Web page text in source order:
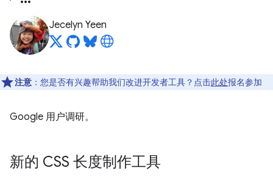
Jecelyn Yeen
注意 ：您是否有兴趣帮助我们改进开发者工具？点击此处报名参加
Google 用户调研。
新的 CSS 长度制作工具